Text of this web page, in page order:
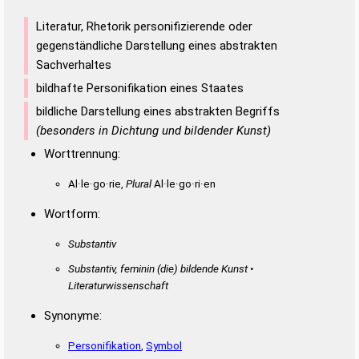
Literatur, Rhetorik personifizierende oder
gegenständliche Darstellung eines abstrakten
Sachverhaltes
bildhafte Personifikation eines Staates
bildliche Darstellung eines abstrakten Begriffs
(besonders in Dichtung und bildender Kunst)
Worttrennung:
Al·le·go·rie, PluralAl·le·go·ri·en
Wortform:
Substantiv
Substantiv, feminin(die) bildende Kunst •
Literaturwissenschaft
Synonyme:
Personifikation Symbol